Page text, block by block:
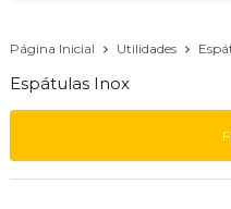
Página Inicial Utilidades
Espátulas Inox